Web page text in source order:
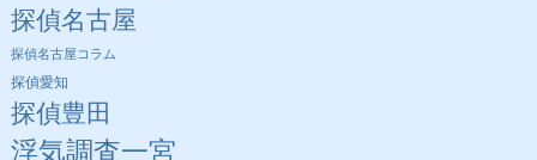
探偵名古屋
探偵名古屋コラム
探偵愛知
探偵豊田
浮気調査一宮